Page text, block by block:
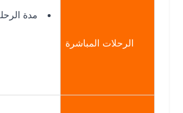
الرحلات المباشرة
مدة الرحلة: